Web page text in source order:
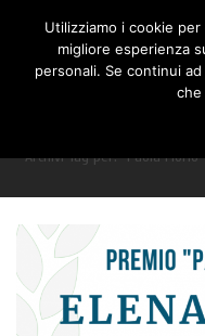
Archivi Tag per: "Paola Florio"
Utilizziamo i cookie
migliore esperienza
personali. Se continui
che